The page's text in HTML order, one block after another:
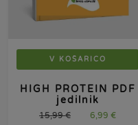
V KOŠARICO
HIGH PROTEIN PDF
jedilnik
15,99€ 6,99 €